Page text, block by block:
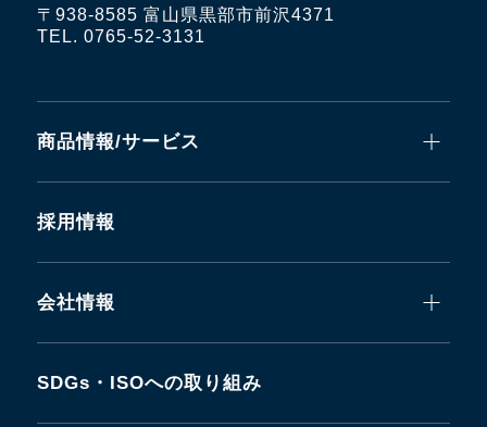
〒938-8585 富山県黒部市前沢4371
TEL. 0765-52-3131
商品情報/サービス
採用情報
会社情報
SDGs・ISOへの取り組み